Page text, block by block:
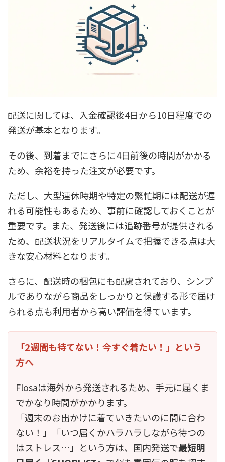
配送に関しては、入金確認後4日から10日程度での
発送が基本となります。
その後、到着までにさらに4日前後の時間がかかる
ため、余裕を持った注文が必要です。
ただし、大型連休時期や特定の繁忙期には配送が遅
れる可能性もあるため、事前に確認しておくことが
重要です。また、発送後には追跡番号が提供される
ため、配送状況をリアルタイムで把握できる点は大
きな安心材料となります。
さらに、配送時の梱包にも配慮されており、シンプ
ルでありながら商品をしっかりと保護する形で届け
られる点も利用者から高い評価を得ています。
「2週間も待てない！今すぐ着たい！」という
方へ
Flosaは海外から発送されるため、手元に届くま
でかなり時間がかかります。
「週末のお出かけに着ていきたいのに間に合わ
ない！」「いつ届くかハラハラしながら待つの
はストレス…」という方は、国内発送で最短明